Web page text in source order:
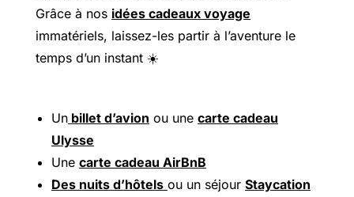
Grâce à nos idées cadeaux voyage
immatériels, laissez-les partir à l’aventure le
temps d’un instant ☀️
Un billet d’avion ou une carte cadeau
Ulysse
Une carte cadeau AirBnB
Des nuits d’hôtels ou un séjour Staycation